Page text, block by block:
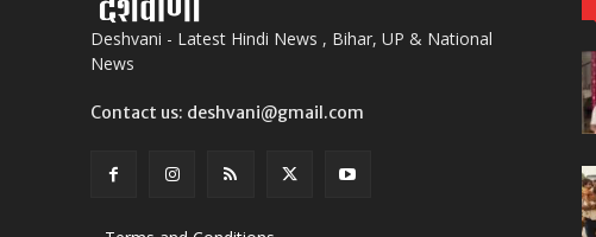
Deshvani - Latest Hindi News , Bihar, UP & National
News
Contact us: deshvani@gmail.com